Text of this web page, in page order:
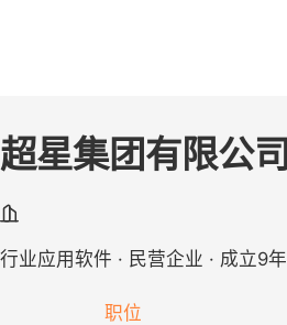
超星集团有限公司
行业应用软件 · 民营企业 · 成立9年
职位